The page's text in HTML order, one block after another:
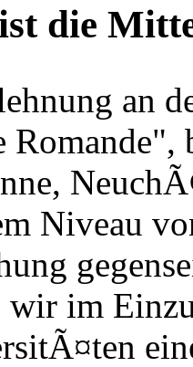
die
an
Niveau
wir im